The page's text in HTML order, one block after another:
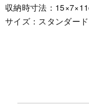
収納時寸法：
サイズ：スタンダード